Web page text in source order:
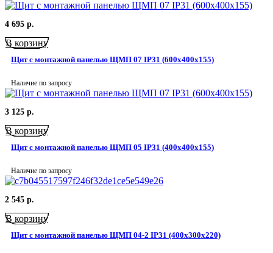
4 695 р.
В корзину
Щит с монтажной панелью ЩМП 07 IP31 (600x400x155)
Наличие по запросу
3 125 р.
В корзину
Щит с монтажной панелью ЩМП 05 IP31 (400x400x155)
Наличие по запросу
2 545 р.
В корзину
Щит с монтажной панелью ЩМП 04-2 IP31 (400x300x220)